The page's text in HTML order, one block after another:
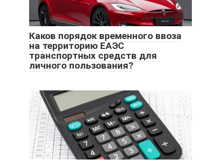
Каков порядок временного ввоза
на территорию ЕАЭС
транспортных средств для
личного пользования?